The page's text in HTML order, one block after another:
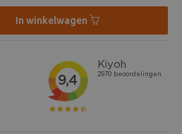
In winkelwagen